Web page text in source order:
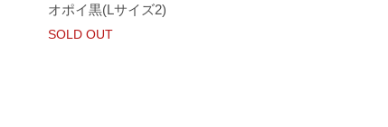
オポイ黒(Lサイズ2)
SOLD OUT